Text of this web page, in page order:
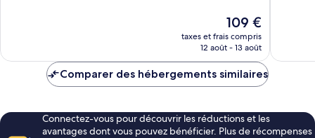
Le
nouveau
prix
de
109 €
taxes et frais compris
12 août - 13 août
Comparer des hébergements similaires
Connectez-vous pour découvrir les réductions et les
avantages dont vous pouvez bénéficier. Plus de récompenses